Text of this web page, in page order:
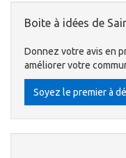
Boite à idées de
Donnez votre avis en
améliorer votre
Soyez le premier à